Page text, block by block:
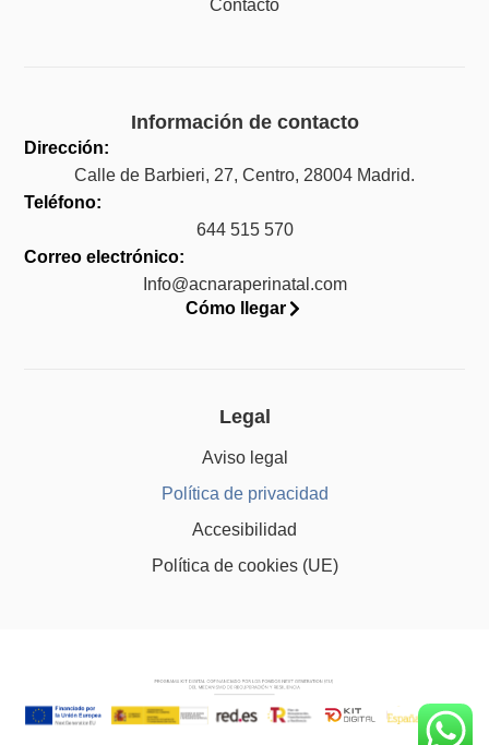
Contacto
Información de contacto
Dirección:
Calle de Barbieri, 27, Centro, 28004 Madrid.
Teléfono:
644 515 570
Correo electrónico:
Info@acnaraperinatal.com
Cómo llegar
Legal
Aviso legal
Política de privacidad
Accesibilidad
Política de cookies (UE)